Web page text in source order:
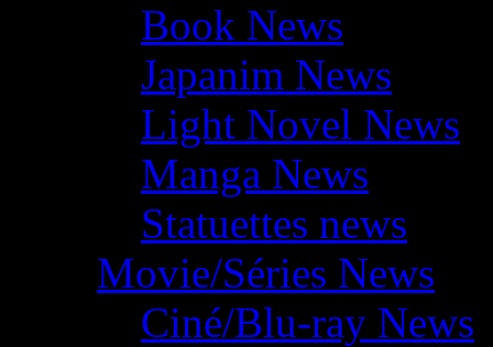
Book News
Japanim News
Light Novel News
Manga News
Statuettes news
Movie/Séries News
Ciné/Blu-ray News